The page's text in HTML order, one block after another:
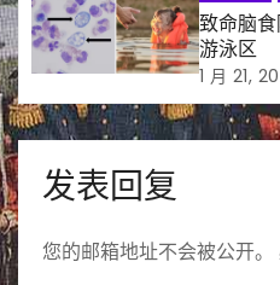
致命脑
游泳区
1 月 21,
发表回复
您的邮箱地址不会被公开。